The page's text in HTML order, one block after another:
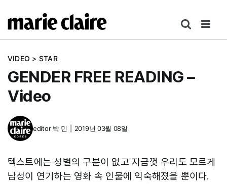
텐
뛰
VIDEO > STAR
GENDER FREE READING –
Video
editor 박 민 2019년 03월 08일
텍스트에는 성별의 구분이 없고 지금껏 우리도 모르게
남성이 연기하는 영화 속 인물에 익숙해졌을 뿐이다.